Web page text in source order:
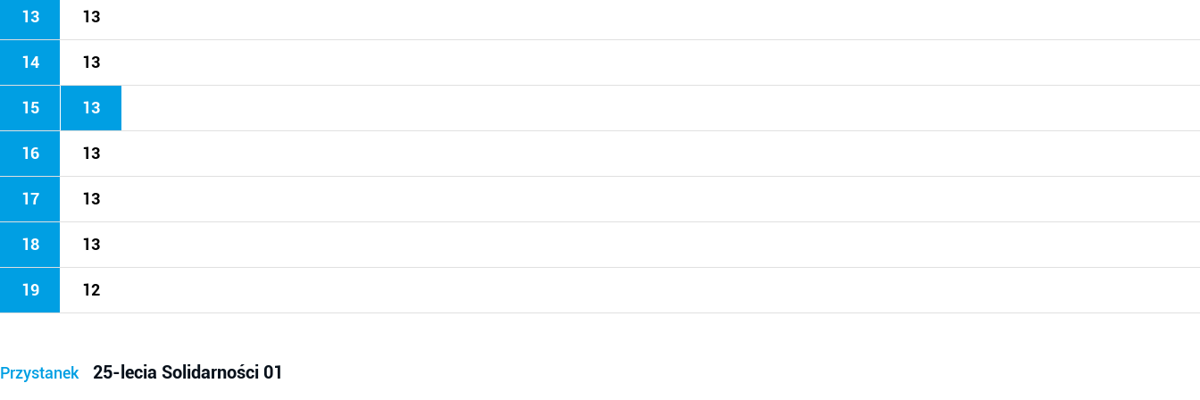
13 13
14 13
15 13
16 13
17 13
18 13
19 12
Przystanek 25-lecia Solidarności 01